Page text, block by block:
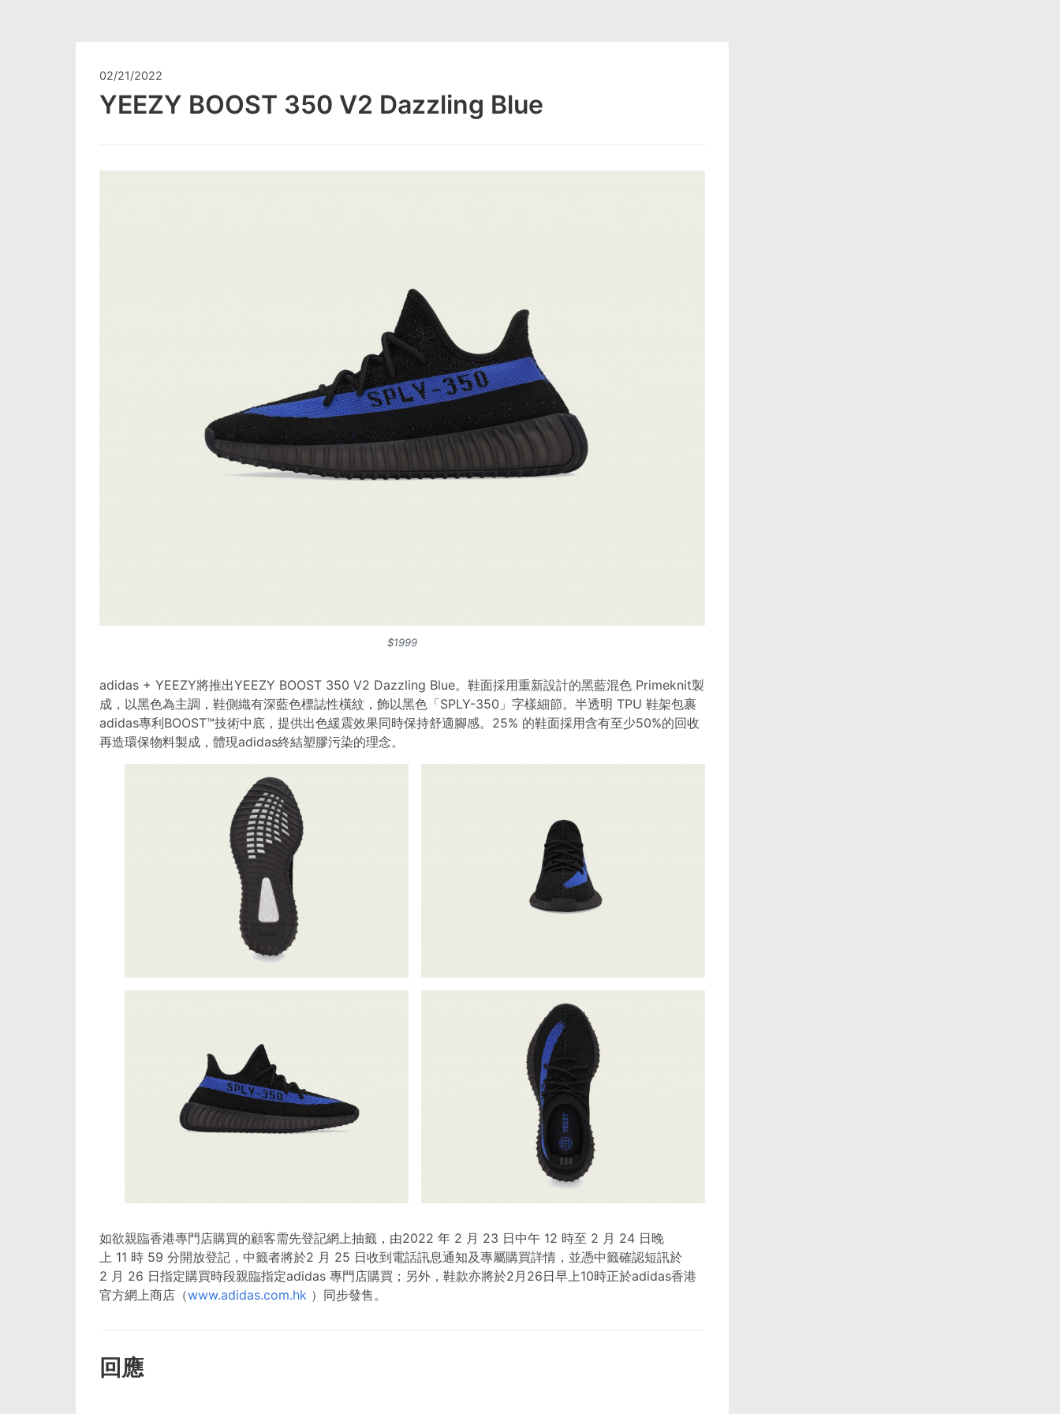
02/21/2022
YEEZY BOOST 350 V2 Dazzling Blue
$1999
adidas + YEEZY將推出YEEZY BOOST 350 V2 Dazzling Blue。鞋面採用重新設計的黑藍混色 Primeknit製
成，以黑色為主調，鞋側織有深藍色標誌性橫紋，飾以黑色「SPLY-350」字樣細節。半透明 TPU 鞋架包裹
adidas專利BOOST™技術中底，提供出色緩震效果同時保持舒適腳感。25% 的鞋面採用含有至少50%的回收
再造環保物料製成，體現adidas終結塑膠污染的理念。
如欲親臨香港專門店購買的顧客需先登記網上抽籤，由2022 年 2 月 23 日中午 12 時至 2 月 24 日晚
上 11 時 59 分開放登記，中籤者將於2 月 25 日收到電話訊息通知及專屬購買詳情，並憑中籤確認短訊於
2 月 26 日指定購買時段親臨指定adidas 專門店購買；另外，鞋款亦將於2月26日早上10時正於adidas香港
官方網上商店（www.adidas.com.hk ）同步發售。
回應